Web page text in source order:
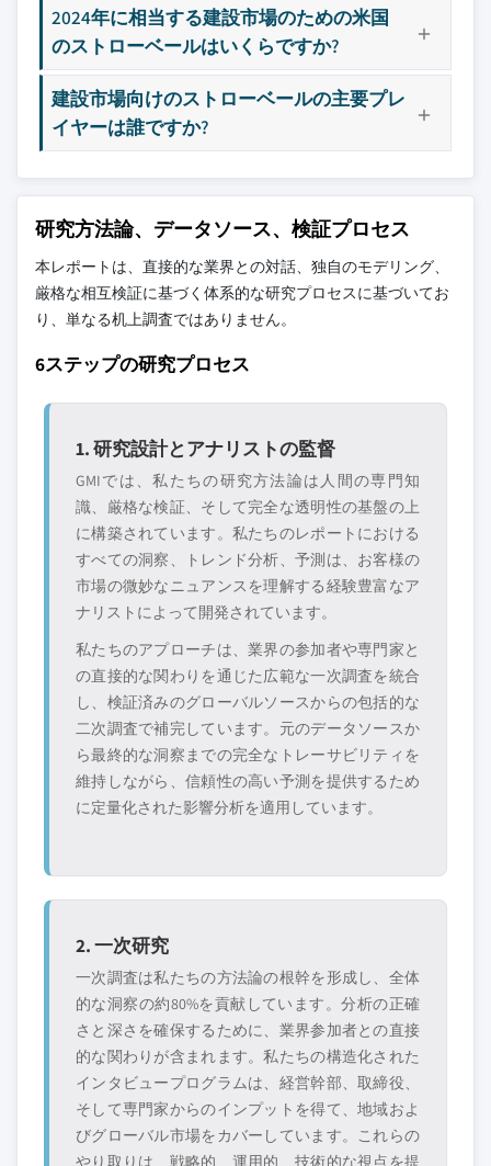
3.12.1 持続可能な実践
3.12.2 廃棄物削減戦略
3.12.3 生産におけるエネルギー効率
3.12.4 環境に優しい取り組み
3.13 カーボンフットプリントの考慮
11.4.2 インド
11.4.4 オーストラリア
11.4.5 韓国
11.4.6 アジア太平洋その他
11.5 ラテンアメリカ
11.5.1 ブラジル
11.5.2 メキシコ
11.5.3 アルゼンチン
11.5.4 ラテンアメリカその他
11.6.1 サウジアラビア
11.6.2 南アフリカ
11.6.4 中東・アフリカその他
主要な競合他社が見当たりませんか？
このレポートに掲載されている企業は厳選さ
れたものであり、競合全体を網羅するもので
はありません。
されていないメーカー、販売業者、専門業者
を含む全地域の全プレイヤーを考慮したボト
ムアップ手法を採用しています。プロファイ
ルセクションは戦略的に重要なプレイヤーに
焦点を当てており、市場規模の範囲を定義す
るものではありません。
競合環境には以下も含まれる可能性があります
層に属さない地
ーダー企業
配する販売代理店
ナー
新興の破壊的企
業、スタートアッ
プ、または隣接業
界からの参入者
特定の用途やエン
ドユースに特化し
たニッチプレイヤ
ー
無料カスタマイズ - レポート価値の最大
20%
特定のデータが必要ですか？カスタマイ
ズをリクエストして、正確な要件に合わ
せた洞察を入手してください。
カスタマイズを依頼する →
2024年に相当する建設市場のための米国
のストローベールはいくらですか?
建設市場向けのストローベールの主要プレ
イヤーは誰ですか?
研究方法論、データソース、検証プロセス
本レポートは、直接的な業界との対話、独自のモデリング、
厳格な相互検証に基づく体系的な研究プロセスに基づいてお
り、単なる机上調査ではありません。
6ステップの研究プロセス
1. 研究設計とアナリストの監督
GMIでは、私たちの研究方法論は人間の専門知
識、厳格な検証、そして完全な透明性の基盤の上
に構築されています。私たちのレポートにおける
すべての洞察、トレンド分析、予測は、お客様の
市場の微妙なニュアンスを理解する経験豊富なア
ナリストによって開発されています。
私たちのアプローチは、業界の参加者や専門家と
の直接的な関わりを通じた広範な一次調査を統合
し、検証済みのグローバルソースからの包括的な
二次調査で補完しています。元のデータソースか
ら最終的な洞察までの完全なトレーサビリティを
維持しながら、信頼性の高い予測を提供するため
に定量化された影響分析を適用しています。
2. 一次研究
一次調査は私たちの方法論の根幹を形成し、全体
的な洞察の約80%を貢献しています。分析の正確
さと深さを確保するために、業界参加者との直接
的な関わりが含まれます。私たちの構造化された
インタビュープログラムは、経営幹部、取締役、
そして専門家からのインプットを得て、地域およ
びグローバル市場をカバーしています。これらの
やり取りは、戦略的、運用的、技術的な視点を提